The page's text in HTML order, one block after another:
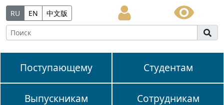
RU EN 中文版
Поступающему Студентам
Выпускникам Сотрудникам